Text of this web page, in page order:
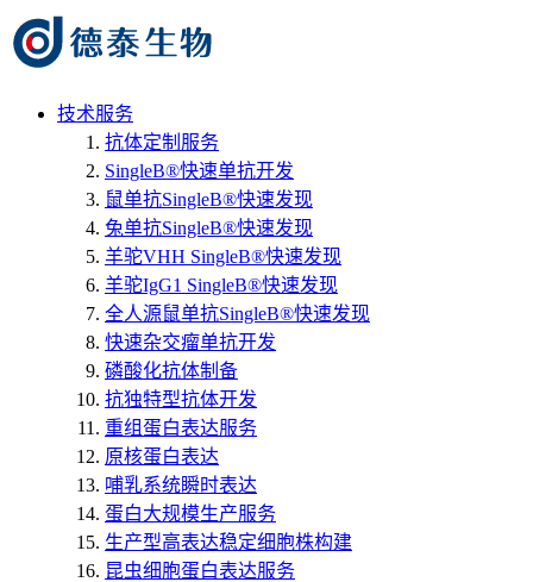
技术服务
抗体定制服务
SingleB®快速单抗开发
鼠单抗SingleB®快速发现
兔单抗SingleB®快速发现
羊驼VHH SingleB®快速发现
羊驼IgG1 SingleB®快速发现
全人源鼠单抗SingleB®快速发现
快速杂交瘤单抗开发
磷酸化抗体制备
抗独特型抗体开发
重组蛋白表达服务
原核蛋白表达
哺乳系统瞬时表达
蛋白大规模生产服务
生产型高表达稳定细胞株构建
昆虫细胞蛋白表达服务